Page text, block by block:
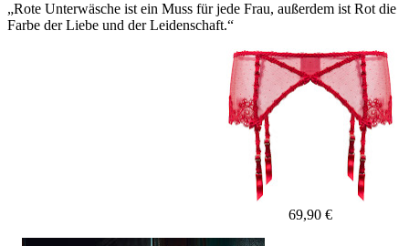
„Rote Unterwäsche ist ein Muss für jede Frau, außerdem ist Rot die
Farbe der Liebe und der Leidenschaft.“
69,90 €